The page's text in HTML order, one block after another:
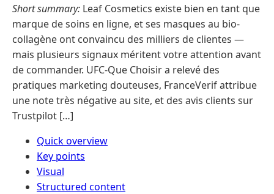
Short summary: Leaf Cosmetics existe bien en tant que
marque de soins en ligne, et ses masques au bio-
collagène ont convaincu des milliers de clientes —
mais plusieurs signaux méritent votre attention avant
de commander. UFC-Que Choisir a relevé des
pratiques marketing douteuses, FranceVerif attribue
une note très négative au site, et des avis clients sur
Trustpilot […]
Quick overview
Key points
Visual
Structured content